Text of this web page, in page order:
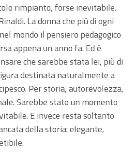
rimpianto, forse inevitabile.
La donna che più di ogni
mondo il pensiero pedagogico
appena un anno fa. Ed è
che sarebbe stata lei, più di
destinata naturalmente a
Per storia, autorevolezza,
Sarebbe stato un momento
E invece resta soltanto
della storia: elegante,